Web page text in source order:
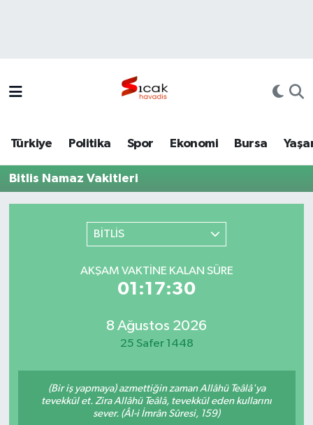
Türkiye Politika Spor Ekonomi Bursa
Bitlis Namaz Vakitleri
BİTLİS
AKŞAM VAKTINE KALAN SÜRE
01:17:30
8 Ağustos 2026
25 Safer 1448
(Bir iş yapmaya) azmettiğin zaman Allâhü Teâlâ'ya
tevekkül et. Zira Allâhü Teâlâ, tevekkül eden kullarını
sever. (Âl-i İmrân Sûresi, 159)
Politika
Sağlık
Tüm Manşetler
Son Dakika Haberleri
Haber Arşivi